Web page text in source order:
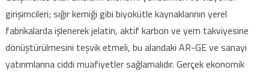
girişimcileri; sığır kemiği gibi biyokütle kaynaklarının yerel
fabrikalarda işlenerek jelatin, aktif karbon ve yem takviyesine
dönüştürülmesini teşvik etmeli, bu alandaki AR-GE ve sanayi
yatırımlarına ciddi muafiyetler sağlamalıdır. Gerçek ekonomik